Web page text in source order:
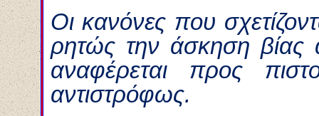
Oι κανόνες που
ρητώς την άσκηση βίας
αναφέρεται προς
αντιστρόφως.